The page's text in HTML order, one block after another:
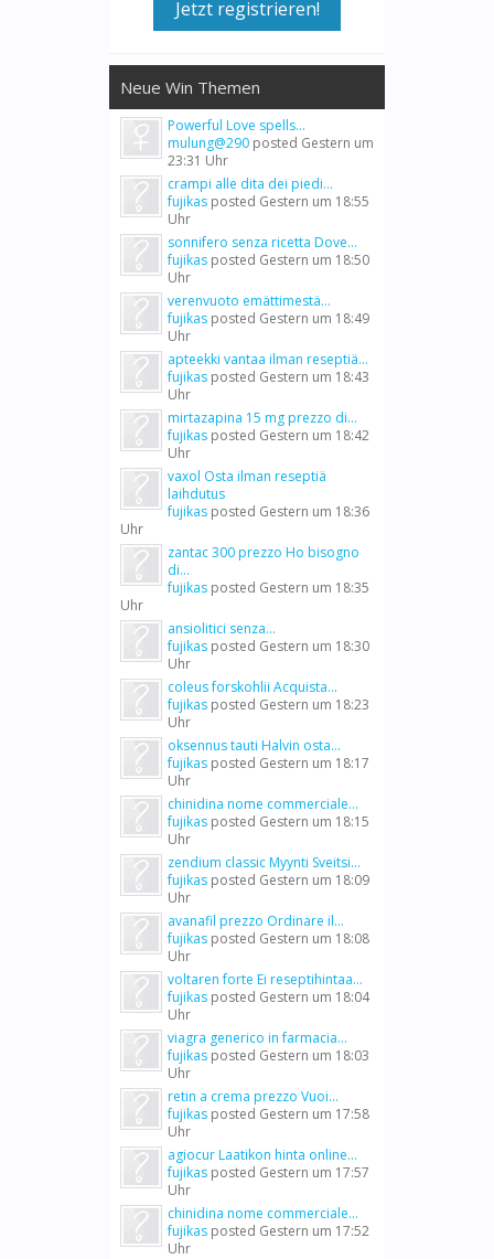
Jetzt registrieren!
Neue Win Themen
Powerful Love spells...
mulung@290 posted Gestern um
23:31 Uhr
crampi alle dita dei piedi...
fujikas posted Gestern um 18:55
Uhr
sonnifero senza ricetta Dove...
fujikas posted Gestern um 18:50
Uhr
verenvuoto emättimestä...
fujikas posted Gestern um 18:49
Uhr
apteekki vantaa ilman reseptiä...
fujikas posted Gestern um 18:43
Uhr
mirtazapina 15 mg prezzo di...
fujikas posted Gestern um 18:42
Uhr
vaxol Osta ilman reseptiä
laihdutus
fujikas posted Gestern um 18:36
Uhr
zantac 300 prezzo Ho bisogno
di...
fujikas posted Gestern um 18:35
Uhr
ansiolitici senza...
fujikas posted Gestern um 18:30
Uhr
coleus forskohlii Acquista...
fujikas posted Gestern um 18:23
Uhr
oksennus tauti Halvin osta...
fujikas posted Gestern um 18:17
Uhr
chinidina nome commerciale...
fujikas posted Gestern um 18:15
Uhr
zendium classic Myynti Sveitsi...
fujikas posted Gestern um 18:09
Uhr
avanafil prezzo Ordinare il...
fujikas posted Gestern um 18:08
Uhr
voltaren forte Ei reseptihintaa...
fujikas posted Gestern um 18:04
Uhr
viagra generico in farmacia...
fujikas posted Gestern um 18:03
Uhr
retin a crema prezzo Vuoi...
fujikas posted Gestern um 17:58
Uhr
agiocur Laatikon hinta online...
fujikas posted Gestern um 17:57
Uhr
chinidina nome commerciale...
fujikas posted Gestern um 17:52
Uhr